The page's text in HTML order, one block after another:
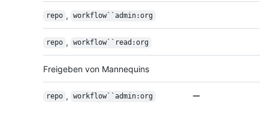
repo , workflow``admin:org
repo , workflow``read:org
Freigeben von Mannequins
repo , workflow``admin:org